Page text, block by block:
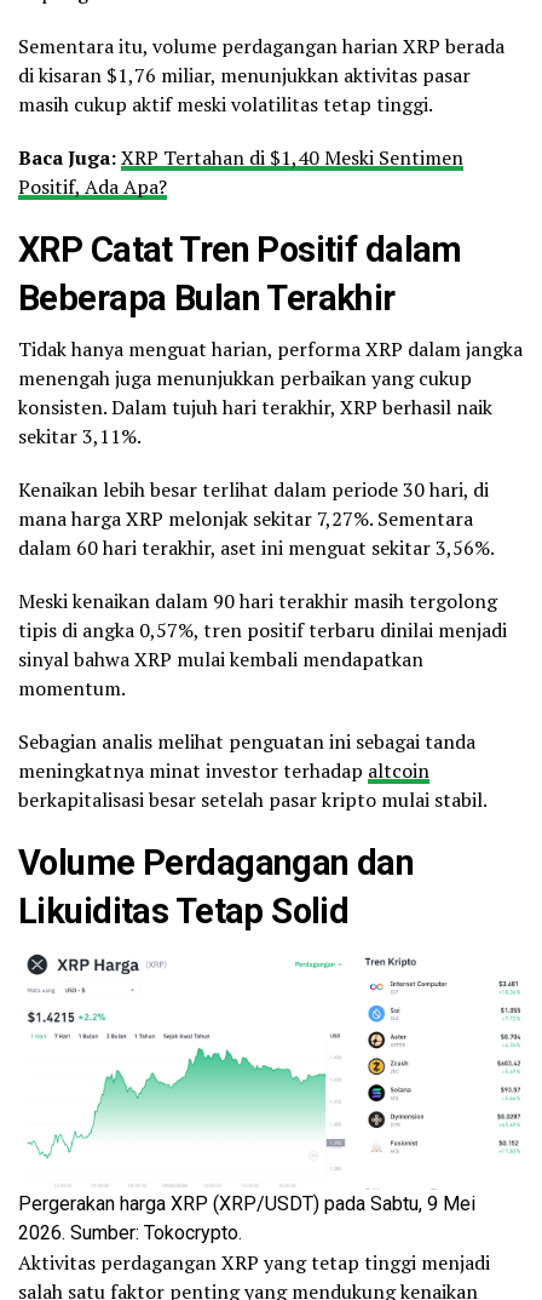
Sementara itu, volume perdagangan harian XRP berada
di kisaran $1,76 miliar, menunjukkan aktivitas pasar
masih cukup aktif meski volatilitas tetap tinggi.
Baca Juga:XRP Tertahan di $1,40 Meski Sentimen
Positif, Ada Apa?
XRP Catat Tren Positif dalam
Beberapa Bulan Terakhir
Tidak hanya menguat harian, performa XRP dalam jangka
menengah juga menunjukkan perbaikan yang cukup
konsisten. Dalam tujuh hari terakhir, XRP berhasil naik
sekitar 3,11%.
Kenaikan lebih besar terlihat dalam periode 30 hari, di
mana harga XRP melonjak sekitar 7,27%. Sementara
dalam 60 hari terakhir, aset ini menguat sekitar 3,56%.
Meski kenaikan dalam 90 hari terakhir masih tergolong
tipis di angka 0,57%, tren positif terbaru dinilai menjadi
sinyal bahwa XRP mulai kembali mendapatkan
momentum.
Sebagian analis melihat penguatan ini sebagai tanda
meningkatnya minat investor terhadap altcoin
berkapitalisasi besar setelah pasar kripto mulai stabil.
Volume Perdagangan dan
Likuiditas Tetap Solid
Pergerakan harga XRP (XRP/USDT) pada Sabtu, 9 Mei
2026. Sumber: Tokocrypto.
Aktivitas perdagangan XRP yang tetap tinggi menjadi
salah satu faktor penting yang mendukung kenaikan